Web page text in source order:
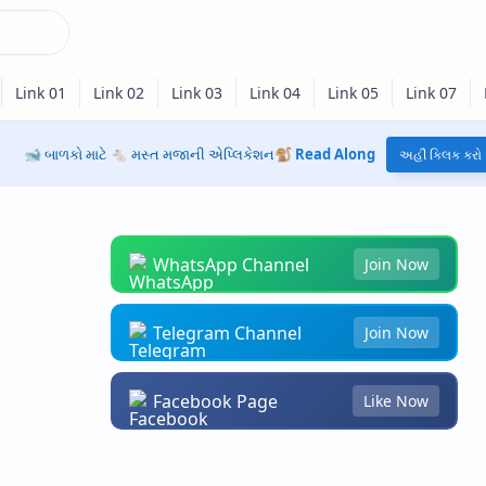
🐋 બાળકો માટે 🐁 મસ્ત મજાની એપ્લિકેશન🐒 Read Along અહીં ક્લિક
WhatsApp Channel Join Now
Telegram Channel Join Now
Facebook Page Like Now